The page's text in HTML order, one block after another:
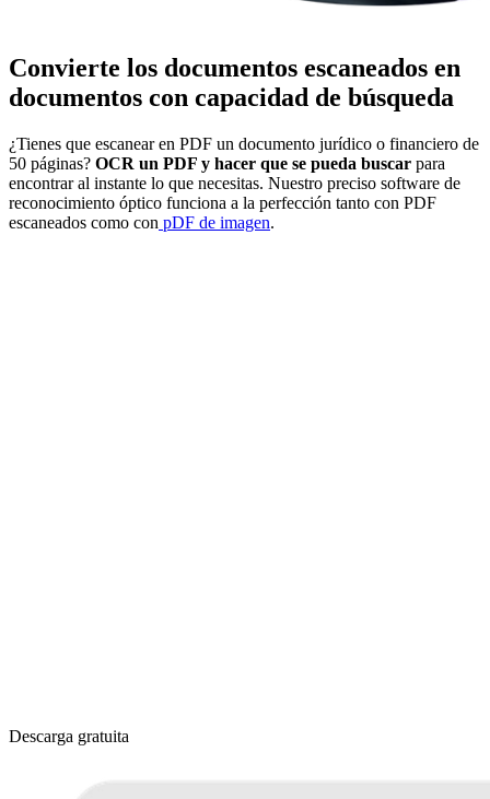
Convierte los documentos escaneados en
documentos con capacidad de búsqueda
¿Tienes que escanear en PDF un documento jurídico o financiero de
50 páginas? OCR un PDF y hacer que se pueda buscar para
encontrar al instante lo que necesitas. Nuestro preciso software de
reconocimiento óptico funciona a la perfección tanto con PDF
escaneados como con pDF de imagen.
Descarga gratuita